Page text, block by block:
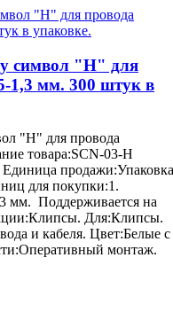
символ "H" для
1,3 мм. 300 штук в
"H" для провода
товара:SCN-03-H
для покупки:1.
мм. Поддерживается на
Для:Клипсы.
и кабеля. Цвет:Белые с
монтаж.